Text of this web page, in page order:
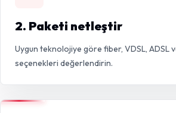
2. Paketi netleştir
Uygun teknolojiye göre fiber, VDSL, ADSL
seçenekleri değerlendirin.